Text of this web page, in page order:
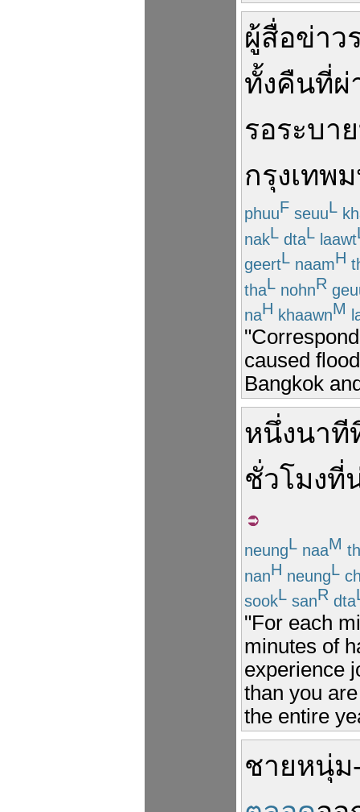
ผู้สื่อข่าว
ทั้งคืนที่ผ่
รอระบาย
กรุงเทพ
phuuF seuuL
nakL dtaL laawt
geertL naamH
thaL nohnR
naH khaawnM
caused
Bangkok
หนึ่งนาที
ชั่วโมงที่
neungL naaM
nanH neungL
sookL sanR dta
"For each
minutes of
experience
than you
the entire
ชายหนุ่ม